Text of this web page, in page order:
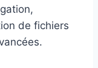
de fichiers